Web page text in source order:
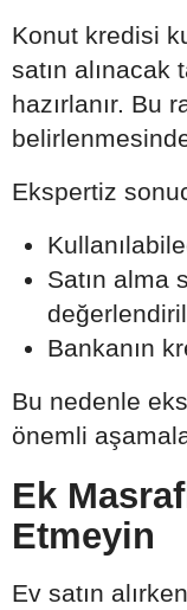
Konut kredisi
satın alınacak
hazırlanır. Bu
Ekspertiz
Satın alma
Bankanın
Bu nedenle
önemli
Ek
Etmeyin
Ev satın